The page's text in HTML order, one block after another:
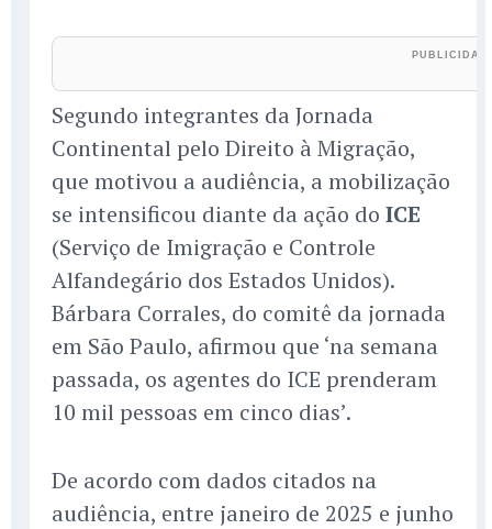
Segundo integrantes da Jornada
Continental pelo Direito à Migração,
que motivou a audiência, a mobilização
se intensificou diante da ação do ICE
(Serviço de Imigração e Controle
Alfandegário dos Estados Unidos).
Bárbara Corrales, do comitê da jornada
em São Paulo, afirmou que ‘na semana
passada, os agentes do ICE prenderam
10 mil pessoas em cinco dias’.
De acordo com dados citados na
audiência, entre janeiro de 2025 e junho